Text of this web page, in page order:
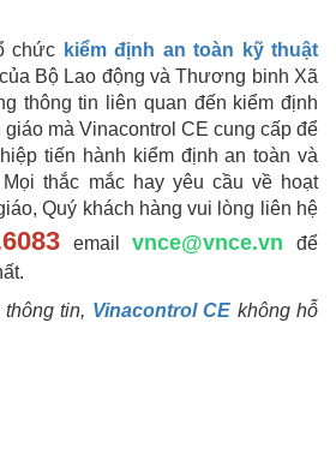
chức kiểm định an toàn kỹ thuật
Bộ Lao động và Thương binh Xã
thông tin liên quan đến kiểm định
mà Vinacontrol CE cung cấp để
tiến hành kiểm định an toàn và
thắc mắc hay yêu cầu về hoạt
Quý khách hàng vui lòng liên hệ
emailvnce@vnce.vn để
tin, Vinacontrol CE không hỗ